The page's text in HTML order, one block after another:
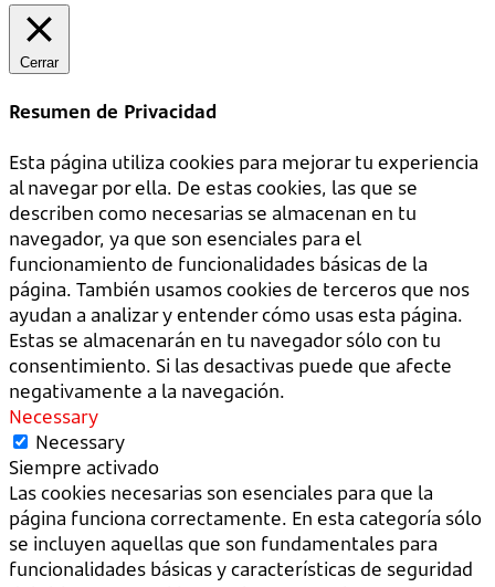
Cerrar
Resumen de Privacidad
Esta página utiliza cookies para mejorar tu experiencia
al navegar por ella. De estas cookies, las que se
describen como necesarias se almacenan en tu
navegador, ya que son esenciales para el
funcionamiento de funcionalidades básicas de la
página. También usamos cookies de terceros que nos
ayudan a analizar y entender cómo usas esta página.
Estas se almacenarán en tu navegador sólo con tu
consentimiento. Si las desactivas puede que afecte
negativamente a la navegación.
Necessary
Necessary
Siempre activado
Las cookies necesarias son esenciales para que la
página funciona correctamente. En esta categoría sólo
se incluyen aquellas que son fundamentales para
funcionalidades básicas y características de seguridad